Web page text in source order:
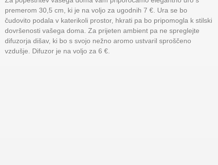
premerom 30,5 cm, ki je na voljo za ugodnih 7 €. Ura se bo
čudovito podala v katerikoli prostor, hkrati pa bo pripomogla k stilski
dovršenosti vašega doma. Za prijeten ambient pa ne spreglejte
difuzorja dišav, ki bo s svojo nežno aromo ustvaril sproščeno
vzdušje. Difuzor je na voljo za 6 €.